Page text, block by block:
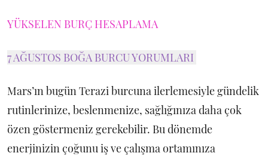
YÜKSELEN BURÇ HESAPLAMA
7 AĞUSTOS BOĞA BURCU YORUMLARI
Mars’ın bugün Terazi burcuna ilerlemesiyle gündelik
rutinlerinize, beslenmenize, sağlığınıza daha çok
özen göstermeniz gerekebilir. Bu dönemde
enerjinizin çoğunu iş ve çalışma ortamınıza